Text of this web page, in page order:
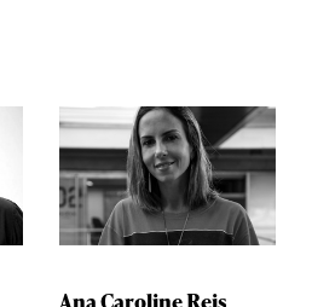
Ana Caroline Reis